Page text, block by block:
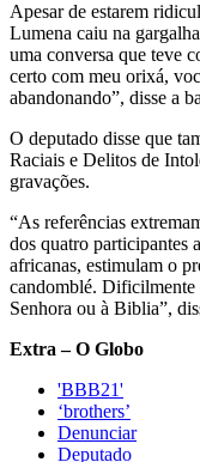
Apesar de estarem
Lumena caiu na
uma conversa que teve
certo com meu orixá,
abandonando”, disse a
O deputado disse que
Raciais e Delitos de
gravações.
“As referências
dos quatro participantes
africanas, estimulam o
candomblé. Dificilmente
Senhora ou à Biblia”,
Extra – O Globo
'BBB21'
‘brothers’
Denunciar
Deputado